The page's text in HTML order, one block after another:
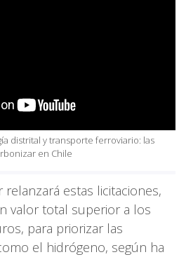
distrital y transporte ferroviario: las
en Chile
estas licitaciones,
valor total superior a los
para priorizar las
el hidrógeno, según ha